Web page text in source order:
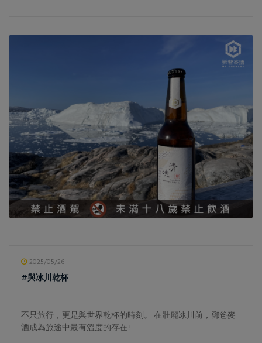
2025/05/26
#與冰川乾杯
不只旅行，更是與世界乾杯的時刻。 在壯麗冰川前，鄧爸麥
酒成為旅途中最有溫度的存在 !